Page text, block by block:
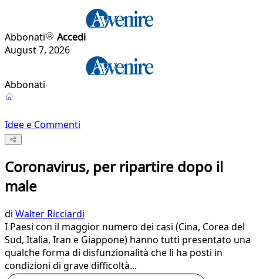
Abbonati
Accedi
August 7, 2026
Abbonati
Idee e Commenti
Coronavirus, per ripartire dopo il
male
di Walter Ricciardi
I Paesi con il maggior numero dei casi (Cina, Corea del
Sud, Italia, Iran e Giappone) hanno tutti presentato una
qualche forma di disfunzionalità che li ha posti in
condizioni di grave difficoltà...